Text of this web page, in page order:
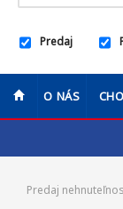
Predaj
O NÁS
Predaj